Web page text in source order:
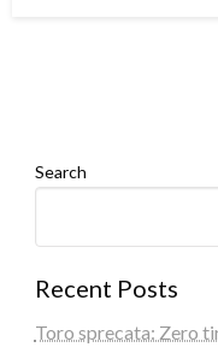
Search
Recent Posts
Toro sprecata: Zero